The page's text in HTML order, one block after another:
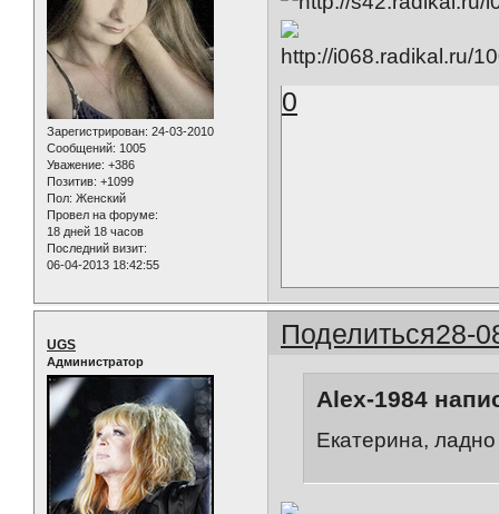
Зарегистрирован: 24-03-2010
Сообщений: 1005
Уважение: +386
Позитив: +1099
Пол: Женский
Провел на форуме:
18 дней 18 часов
Последний визит:
06-04-2013 18:42:55
0
Поделиться28-
UGS
Администратор
Alex-1984
Екатерина,